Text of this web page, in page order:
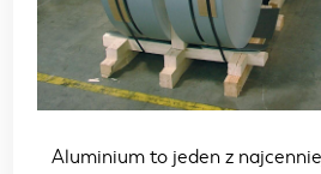
Aluminium to jeden z